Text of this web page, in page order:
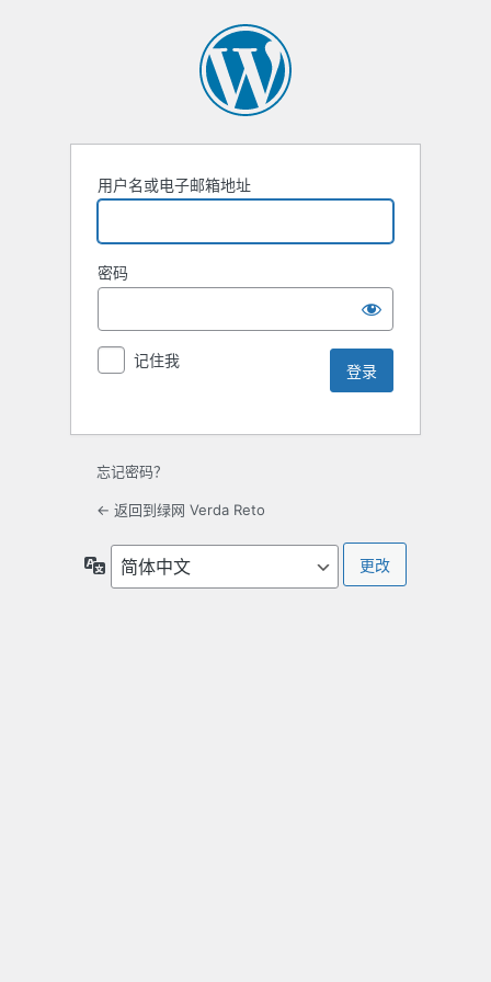
用户名或电子邮箱地址
密码
记住我
忘记密码？
← 返回到绿网 Verda Reto
言